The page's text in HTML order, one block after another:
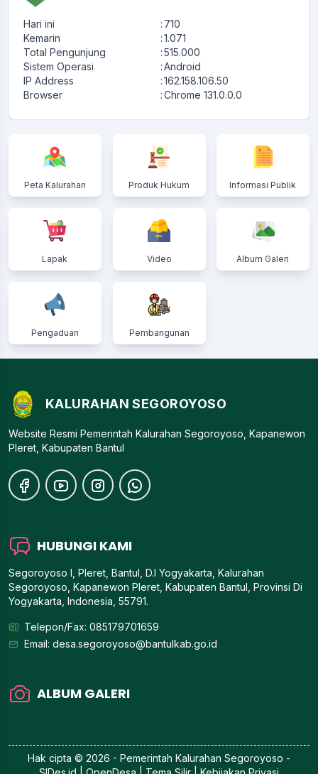
Hari ini : 710
Kemarin
:1.071
Total Pengunjung
:515.000
Sistem Operasi
:Android
IP Address
:162.158.106.50
Browser
:Chrome 131.0.0.0
Peta Kalurahan Produk Hukum Informasi Publik
Lapak Video Album Galeri
Pengaduan Pembangunan
KALURAHAN SEGOROYOSO
Website Resmi Pemerintah Kalurahan Segoroyoso, Kapanewon
Pleret, Kabupaten Bantul
HUBUNGI KAMI
Segoroyoso I, Pleret, Bantul, D.I Yogyakarta, Kalurahan
Segoroyoso, Kapanewon Pleret, Kabupaten Bantul, Provinsi Di
Yogyakarta, Indonesia, 55791.
Telepon/Fax: 085179701659
Email: desa.segoroyoso@bantulkab.go.id
ALBUM GALERI
Hak cipta © 2026 - Pemerintah Kalurahan Segoroyoso -